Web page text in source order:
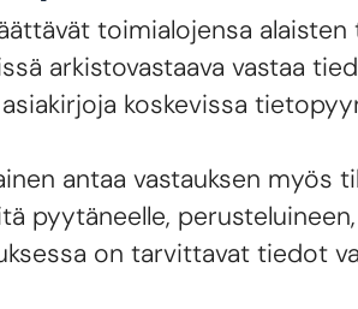
toimialojensa
arkistovastaava vastaa
koskevissa
antaa vastauksen myös
pyytäneelle,
on tarvittavat tiedot